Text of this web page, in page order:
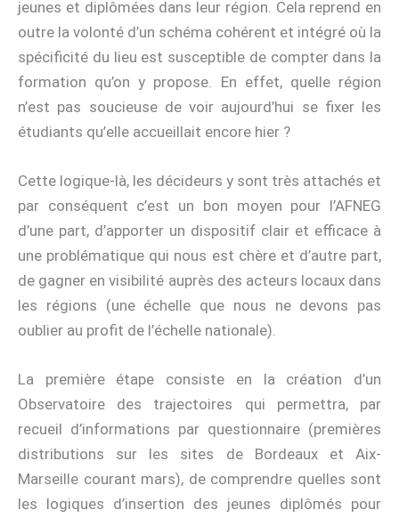
jeunes et diplômées dans leur région. Cela reprend en
outre la volonté d’un schéma cohérent et intégré où la
spécificité du lieu est susceptible de compter dans la
formation qu’on y propose. En effet, quelle région
n’est pas soucieuse de voir aujourd’hui se fixer les
étudiants qu’elle accueillait encore hier ?
Cette logique-là, les décideurs y sont très attachés et
par conséquent c’est un bon moyen pour l’AFNEG
d’une part, d’apporter un dispositif clair et efficace à
une problématique qui nous est chère et d’autre part,
de gagner en visibilité auprès des acteurs locaux dans
les régions (une échelle que nous ne devons pas
oublier au profit de l’échelle nationale).
La première étape consiste en la création d’un
Observatoire des trajectoires qui permettra, par
recueil d’informations par questionnaire (premières
distributions sur les sites de Bordeaux et Aix-
Marseille courant mars), de comprendre quelles sont
les logiques d’insertion des jeunes diplômés pour